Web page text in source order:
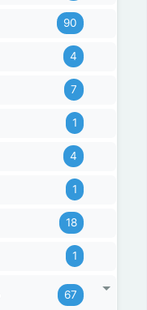
90
4
7
1
4
1
18
1
67